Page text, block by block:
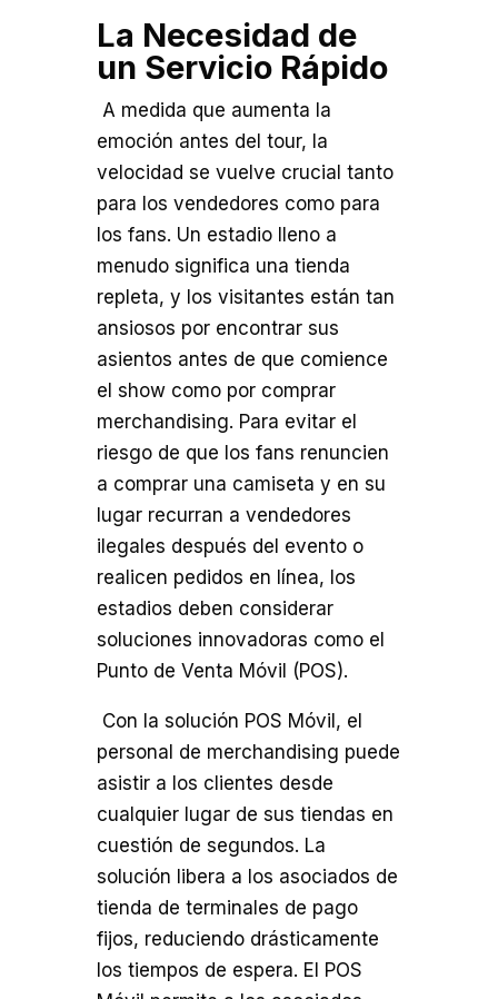
La Necesidad de
un Servicio Rápido
A medida que aumenta la
emoción antes del tour, la
velocidad se vuelve crucial tanto
para los vendedores como para
los fans. Un estadio lleno a
menudo significa una tienda
repleta, y los visitantes están tan
ansiosos por encontrar sus
asientos antes de que comience
el show como por comprar
merchandising. Para evitar el
riesgo de que los fans renuncien
a comprar una camiseta y en su
lugar recurran a vendedores
ilegales después del evento o
realicen pedidos en línea, los
estadios deben considerar
soluciones innovadoras como el
Punto de Venta Móvil (POS).
Con la solución POS Móvil, el
personal de merchandising puede
asistir a los clientes desde
cualquier lugar de sus tiendas en
cuestión de segundos. La
solución libera a los asociados de
tienda de terminales de pago
fijos, reduciendo drásticamente
los tiempos de espera. El POS